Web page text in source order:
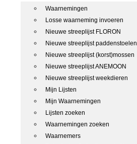
Waarnemingen
Losse waarneming invoeren
Nieuwe streeplijst FLORON
Nieuwe streeplijst paddenstoelen
Nieuwe streeplijst (korst)mossen
Nieuwe streeplijst ANEMOON
Nieuwe streeplijst weekdieren
Mijn Lijsten
Mijn Waarnemingen
Lijsten zoeken
Waarnemingen zoeken
Waarnemers